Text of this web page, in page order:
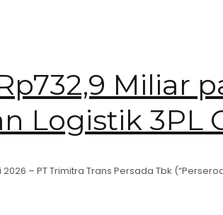
Miliar
Logistik 3PL
– PT Trimitra Trans Persada Tbk